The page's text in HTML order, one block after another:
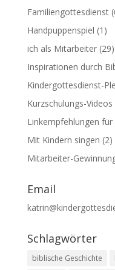
Familiengottesdienst
Handpuppenspiel (1)
ich als Mitarbeiter(29)
Inspirationen durch
Kindergottesdienst-
Kurzschulungs-Videos
Linkempfehlungen
Mit Kindern singen (2)
Mitarbeiter-
Email
Schlagwörter
biblische Geschichte